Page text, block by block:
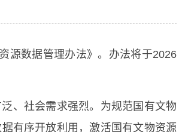
源数据管理办法》。办法将于2026
、社会需求强烈。为规范国有文物
有序开放利用，激活国有文物资源